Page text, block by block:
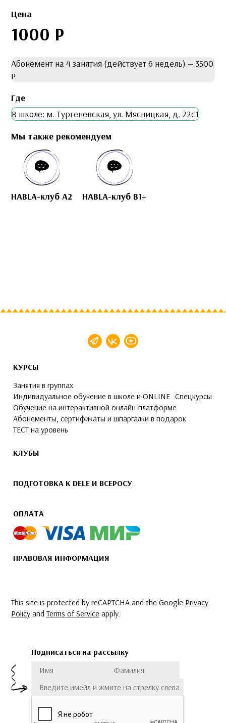
Цена
1000 Р
Абонемент на 4 занятия (действует 6 недель) — 3500
Р
Где
В школе: м. Тургеневская, ул. Мясницкая, д. 22с1
Мы также рекомендуем
HABLA-клуб A2 HABLA-клуб B1+
КУРСЫ
Занятия в группах
Индивидуальное обучение в школе и ONLINE Спецкурсы
Обучение на интерактивной онлайн-платформе
Абонементы, сертификаты и шпаргалки в подарок
ТЕСТ на уровень
КЛУБЫ
ПОДГОТОВКА К DELE И ВСЕРОСУ
ОПЛАТА
ПРАВОВАЯ ИНФОРМАЦИЯ
This site is protected by reCAPTCHA and the Google Privacy
Policy andTerms of Service apply.
Подписаться на рассылку
Имя
Фамилия
Подписаться